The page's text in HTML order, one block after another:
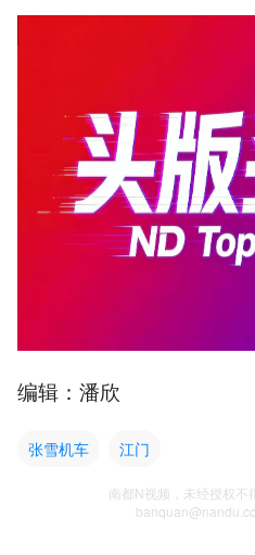
编辑：潘欣
张雪机车 江门
南都N视频，未经授权不